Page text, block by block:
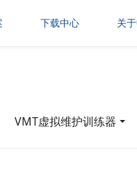
下载中心 关
VMT虚拟维护训练器